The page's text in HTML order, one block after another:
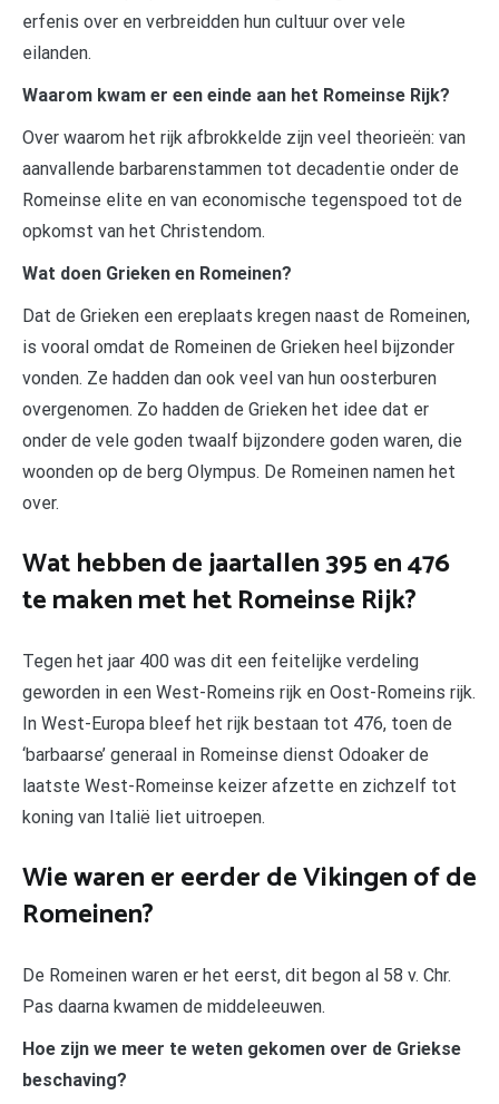
erfenis over en verbreidden hun cultuur over vele
eilanden.
Waarom kwam er een einde aan het Romeinse Rijk?
Over waarom het rijk afbrokkelde zijn veel theorieën: van
aanvallende barbarenstammen tot decadentie onder de
Romeinse elite en van economische tegenspoed tot de
opkomst van het Christendom.
Wat doen Grieken en Romeinen?
Dat de Grieken een ereplaats kregen naast de Romeinen,
is vooral omdat de Romeinen de Grieken heel bijzonder
vonden. Ze hadden dan ook veel van hun oosterburen
overgenomen. Zo hadden de Grieken het idee dat er
onder de vele goden twaalf bijzondere goden waren, die
woonden op de berg Olympus. De Romeinen namen het
over.
Wat hebben de jaartallen 395 en 476
te maken met het Romeinse Rijk?
Tegen het jaar 400 was dit een feitelijke verdeling
geworden in een West-Romeins rijk en Oost-Romeins rijk.
In West-Europa bleef het rijk bestaan tot 476, toen de
‘barbaarse’ generaal in Romeinse dienst Odoaker de
laatste West-Romeinse keizer afzette en zichzelf tot
koning van Italië liet uitroepen.
Wie waren er eerder de Vikingen of de
Romeinen?
De Romeinen waren er het eerst, dit begon al 58 v. Chr.
Pas daarna kwamen de middeleeuwen.
Hoe zijn we meer te weten gekomen over de Griekse
beschaving?